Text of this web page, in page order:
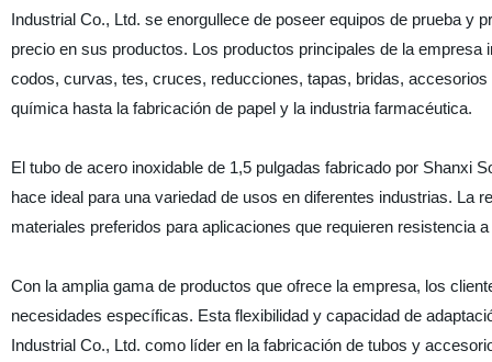
Industrial Co., Ltd. se enorgullece de poseer equipos de prueba y
precio en sus productos. Los productos principales de la
codos, curvas, tes, cruces, reducciones, tapas, bridas,
química hasta la fabricación de papel y la industria farmacéutica.
El tubo de acero inoxidable de 1,5 pulgadas fabricado por Shanxi
hace ideal para una variedad de usos en diferentes industrias. La
materiales preferidos para aplicaciones que requieren resistencia
Con la amplia gama de productos que ofrece la empresa, los
necesidades específicas. Esta flexibilidad y capacidad de
Industrial Co., Ltd. como líder en la fabricación de tubos y